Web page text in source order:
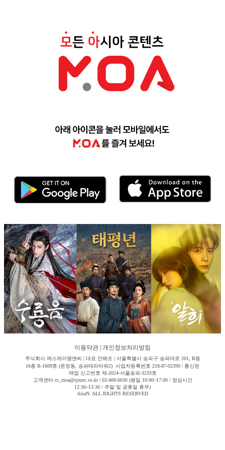
이용약관 개인정보처리방침
주식회사 에스제이엠엔씨 | 대표 안해조 | 서울특별시 송파구 송파대로 201, B동
16층 B-1609호 (문정동, 송파테라타워2) 사업자등록번호 218-87-02390 | 통신판
매업 신고번호 제-2024-서울송파-3233호
고객센터 cs_moa@sjmnc.co.kr | 02-400-6036 (평일 10:00~17:00 / 점심시간
12:30~13:30 / 주말 및 공휴일 휴무)
AsiaN. ALL RIGHTS RESERVED